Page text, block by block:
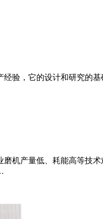
验，它的设计和研究的
机产量低、耗能高等技